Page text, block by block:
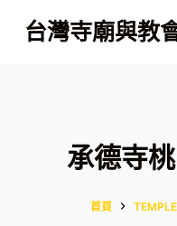
跳
至
台灣寺廟與教
承德寺
首頁